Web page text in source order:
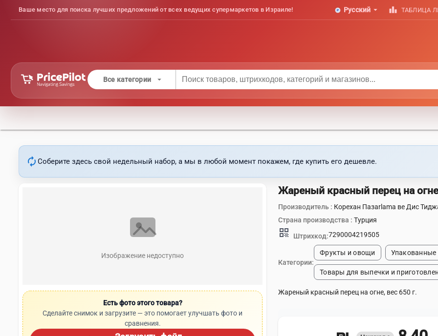
Ваше место для поиска лучших предложений от всех ведущих супермаркетов в Израиле! Русский arrow_drop_down leaderboard ТАБЛИЦА
Все категории arrow_drop_down
autorenew Соберите здесь свой недельный набор, а мы в любой момент покажем, где купить его дешевле.
Изображение недоступно
Есть фото этого товара?
Сделайте снимок и загрузите — это помогает улучшать фото и
сравнения.
Жареный красный перец на
Производитель : Корехан Пазarlama ве Дис
Страна производства :Турция
qr_code Штрихкод:7290004219505
Категории:
Фрукты и овощи
Товары для выпечки и
Жареный красный перец на огне, вес 650 г.